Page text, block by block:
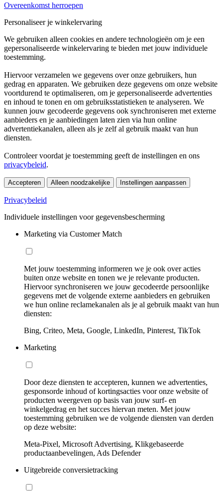
Overeenkomst herroepen
Personaliseer je winkelervaring
We gebruiken alleen cookies en andere technologieën om je een
gepersonaliseerde winkelervaring te bieden met jouw individuele
toestemming.
Hiervoor verzamelen we gegevens over onze gebruikers, hun
gedrag en apparaten. We gebruiken deze gegevens om onze website
voortdurend te optimaliseren, om je gepersonaliseerde advertenties
en inhoud te tonen en om gebruiksstatistieken te analyseren. We
kunnen jouw gecodeerde gegevens ook synchroniseren met externe
aanbieders en je aanbiedingen laten zien via hun online
advertentiekanalen, alleen als je zelf al gebruik maakt van hun
diensten.
Controleer voordat je toestemming geeft de instellingen en ons
privacybeleid.
Accepteren Alleen noodzakelijke Instellingen aanpassen
Privacybeleid
Individuele instellingen voor gegevensbescherming
Marketing via Customer Match
Met jouw toestemming informeren we je ook over acties
buiten onze website en tonen we je relevante producten.
Hiervoor synchroniseren we jouw gecodeerde persoonlijke
gegevens met de volgende externe aanbieders en gebruiken
we hun online reclamekanalen als je al gebruik maakt van hun
diensten:
Bing, Criteo, Meta, Google, LinkedIn, Pinterest, TikTok
Marketing
Door deze diensten te accepteren, kunnen we advertenties,
gesponsorde inhoud of kortingsacties voor onze website of
producten weergeven op basis van jouw surf- en
winkelgedrag en het succes hiervan meten. Met jouw
toestemming gebruiken we de volgende diensten van derden
op deze website:
Meta-Pixel, Microsoft Advertising, Klikgebaseerde
productaanbevelingen, Ads Defender
Uitgebreide conversietracking